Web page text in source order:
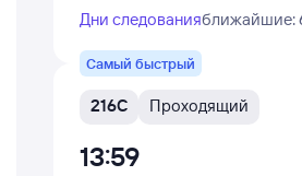
Дни следованияближайшие:
Самый быстрый
216С Проходящий
13:59